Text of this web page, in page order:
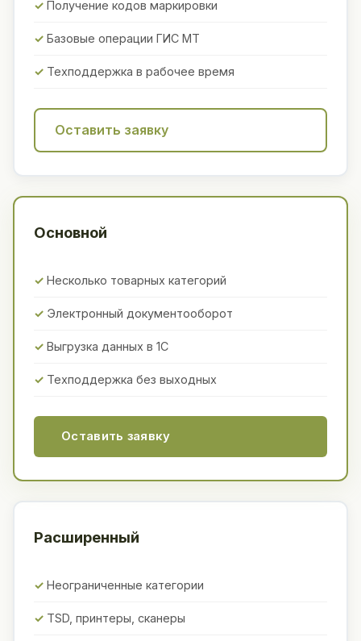
Получение кодов маркировки
Базовые операции ГИС МТ
Техподдержка в рабочее время
Оставить заявку
Основной
Несколько товарных категорий
Электронный документооборот
Выгрузка данных в 1С
Техподдержка без выходных
Оставить заявку
Расширенный
Неограниченные категории
TSD, принтеры, сканеры